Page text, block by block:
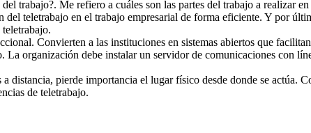
trabajo?. Me refiero a cuáles son las partes del trabajo a realizar
teletrabajo en el trabajo empresarial de forma eficiente. Y por
Convierten a las instituciones en sistemas abiertos que
La organización debe instalar un servidor de comunicaciones con
distancia, pierde importancia el lugar físico desde donde se actúa.
de teletrabajo.